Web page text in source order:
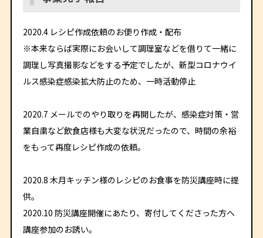
2020.4 レシピ作成依頼のお便り作成・配布
※本来ならば実際にお会いして調理室などを借りて一緒に
調理し写真撮影などをする予定でしたが、新型コロナウイ
ルス感染症感染拡大防止のため、一時活動停止
2020.7 メールでのやり取りを再開したが、感染症対策・営
業自粛など飲食店様も大変な状況だったので、時間の余裕
をもって再度レシピ作成の依頼。
2020.8 木月キッチン様のレシピのお食事を防災講座時に提
供。
2020.10 防災講座開催にあたり、寄付してくださった方へ
講座参加のお誘い。